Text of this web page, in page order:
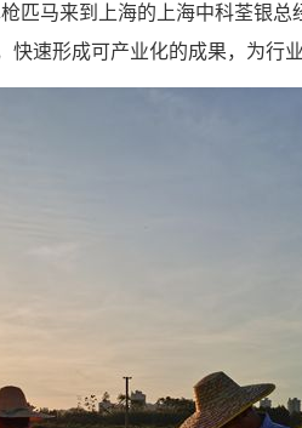
马来到上海的上海中科荃银
速形成可产业化的成果，为行